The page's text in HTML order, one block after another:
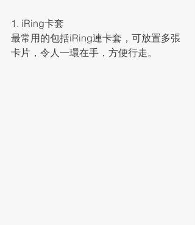
1. iRing卡套
最常用的包括iRing連卡套，可放置多張
卡片，令人一環在手，方便行走。